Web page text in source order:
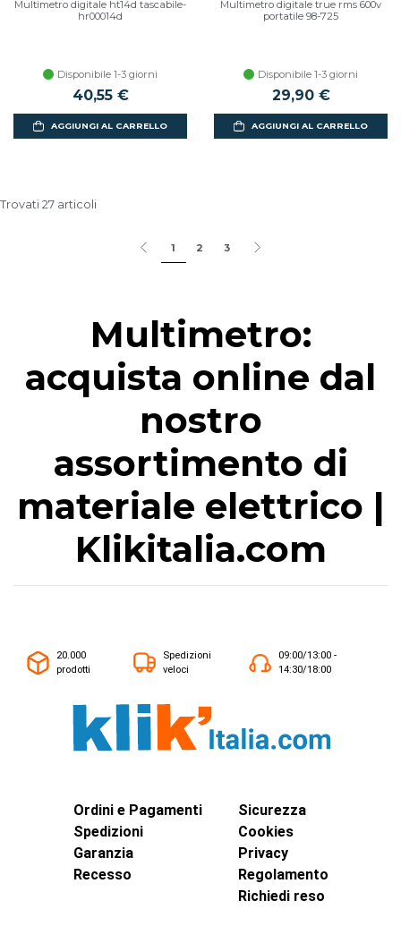
Multimetro digitale ht14d tascabile-
hr00014d
Disponibile 1-3 giorni
40,55 €
AGGIUNGI AL CARRELLO
Multimetro digitale true rms 600v
portatile 98-725
Disponibile 1-3 giorni
29,90 €
AGGIUNGI AL CARRELLO
Trovati 27 articoli
1 2 3
Multimetro:
acquista online dal
nostro
assortimento di
materiale elettrico |
Klikitalia.com
20.000
prodotti
Spedizioni
veloci
09:00/13:00 -
14:30/18:00
Ordini e Pagamenti
Spedizioni
Garanzia
Recesso
Sicurezza
Cookies
Privacy
Regolamento
Richiedi reso